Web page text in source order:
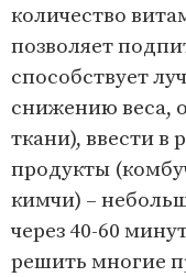
количество
позволяет
способствует
снижению веса,
ткани), ввести
продукты
кимчи) –
через 40-60
решить многие